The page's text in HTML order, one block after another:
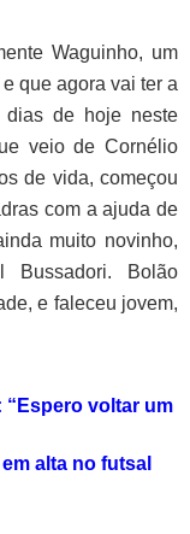
Waguinho, um
que agora vai ter a
de hoje neste
veio de Cornélio
de vida, começou
com a ajuda de
muito novinho,
Bussadori. Bolão
e faleceu jovem,
“Espero voltar um
alta no futsal